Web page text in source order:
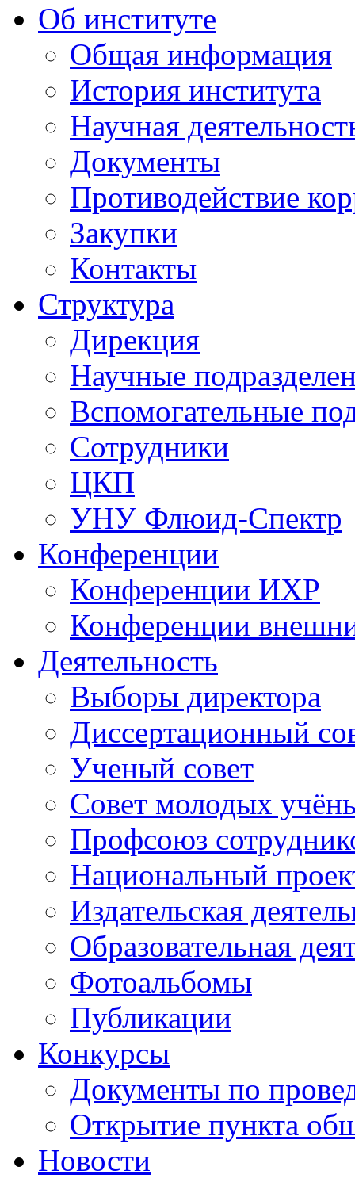
Об институте
Общая информация
История института
Научная
Документы
Противодействие
Закупки
Контакты
Структура
Дирекция
Научные
Вспомогательные
Сотрудники
ЦКП
УНУ Флюид-Спектр
Конференции
Конференции ИХР
Конференции
Деятельность
Выборы директора
Диссертационный
Ученый совет
Совет молодых
Профсоюз
Национальный
Издательская
Образовательная
Фотоальбомы
Публикации
Конкурсы
Документы по
Открытие пункта
Новости